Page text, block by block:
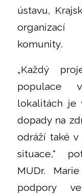
ústavu,
komunity.
„Každý
populace
lokalitách je
dopady na
odráží také
situace,“
MUDr.
podpory